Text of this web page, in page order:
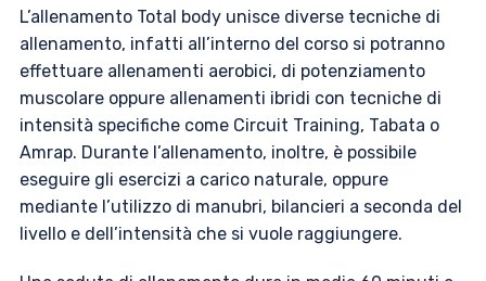
L’allenamento Total body unisce diverse tecniche di
allenamento, infatti all’interno del corso si potranno
effettuare allenamenti aerobici, di potenziamento
muscolare oppure allenamenti ibridi con tecniche di
intensità specifiche come Circuit Training, Tabata o
Amrap. Durante l’allenamento, inoltre, è possibile
eseguire gli esercizi a carico naturale, oppure
mediante l’utilizzo di manubri, bilancieri a seconda del
livello e dell’intensità che si vuole raggiungere.